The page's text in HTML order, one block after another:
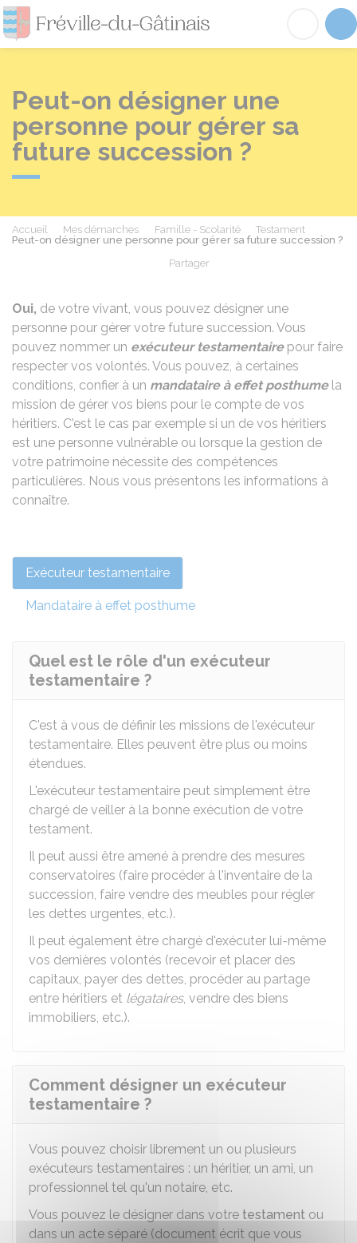
Fréville-du-
Peut-on désigner une
personne pour gérer sa
future succession ?
Accueil Mes démarches Famille - Scolarité
Testament
Peut-on désigner une personne pour gérer sa future succession ?
Partager
Oui, de votre vivant, vous pouvez désigner une
personne pour gérer votre future succession. Vous
pouvez nommer un exécuteur testamentairepour faire
respecter vos volontés. Vous pouvez, à certaines
conditions, confier à un mandataire à effet posthumela
mission de gérer vos biens pour le compte de vos
héritiers. C'est le cas par exemple si un de vos héritiers
est une personne vulnérable ou lorsque la gestion de
votre patrimoine nécessite des compétences
particulières. Nous vous présentons les informations à
connaître.
Exécuteur testamentaire
Mandataire à effet posthume
Quel est le rôle d'un exécuteur
testamentaire ?
C'est à vous de définir les missions de l'exécuteur
testamentaire. Elles peuvent être plus ou moins
étendues.
L'exécuteur testamentaire peut simplement être
chargé de veiller à la bonne exécution de votre
testament.
Il peut aussi être amené à prendre des mesures
conservatoires (faire procéder à l'inventaire de la
succession, faire vendre des meubles pour régler
les dettes urgentes, etc.).
Il peut également être chargé d'exécuter lui-même
vos dernières volontés (recevoir et placer des
capitaux, payer des dettes, procéder au partage
entre héritiers et légataires, vendre des biens
immobiliers, etc.).
Comment désigner un exécuteur
testamentaire ?
Vous pouvez choisir librement un ou plusieurs
exécuteurs testamentaires : un héritier, un ami, un
professionnel tel qu'un notaire, etc.
Vous pouvez le désigner dans votre testament ou
dans un acte séparé (document écrit que vous